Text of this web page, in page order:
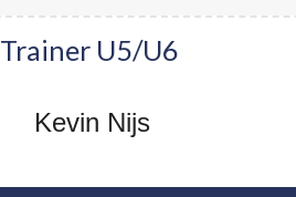
Trainer U5/U6
Kevin Nijs